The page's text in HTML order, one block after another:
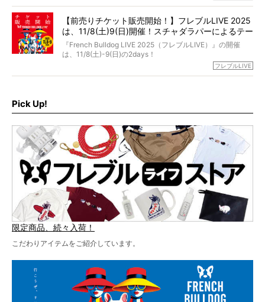
day1の司会はフレブルラバーのロッチさん。day2の音楽フ
ェスには世代ど真ん中のPUFFYが出演するなど、例年以上
に豪華なラインナップ。
北は北海道、南は鹿児島県から。全国のフレンチブルドッ
グが一堂に会した「フレブルLIVE2024」の模様を、詳しく
【前売りチケット販売開始！】フレブルLIVE 2025
は、11/8(土)9(日)開催！スチャダラパーによるテー
マソング制作も決定
『French Bulldog LIVE 2025（フレブルLIVE）』の開催
は、11/8(土)-9(日)の2days！
お得な前売りチケット、いよいよ販売スタートです！
ど、内容盛りだくさんでお送りしていますので、最後まで
お見逃しなく！
フレブルLIVE
Pick Up!
限定商品、続々入荷！
こだわりアイテムをご紹介しています。